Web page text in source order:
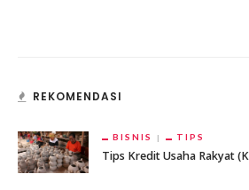
REKOMENDASI
BISNIS TIPS
Tips Kredit Usaha Rakyat